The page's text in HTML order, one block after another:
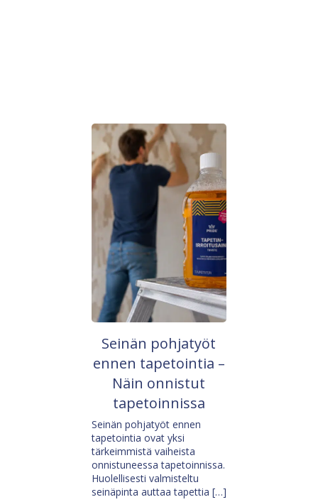
Seinän pohjatyöt
ennen tapetointia –
Näin onnistut
tapetoinnissa
Seinän pohjatyöt ennen
tapetointia ovat yksi
tärkeimmistä vaiheista
onnistuneessa tapetoinnissa.
Huolellisesti valmisteltu
seinäpinta auttaa tapettia […]